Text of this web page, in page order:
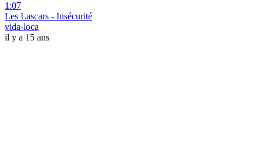
1:07
Les Lascars - Insécurité
vida-loca
il y a 15 ans